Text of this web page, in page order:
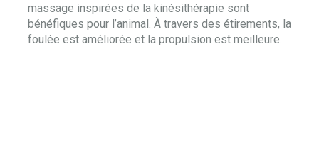
massage inspirées de la kinésithérapie sont
bénéfiques pour l’animal. À travers des étirements, la
foulée est améliorée et la propulsion est meilleure.